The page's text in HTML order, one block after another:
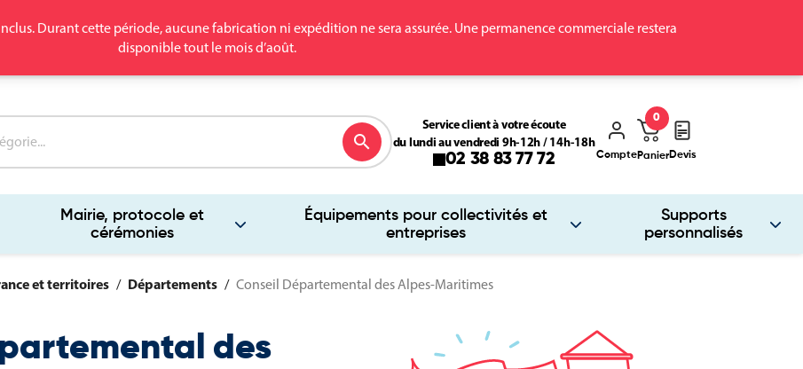
Durant cette période, aucune fabrication ni expédition ne sera assurée. Une permanence commerciale restera
disponible tout le mois d’août.
Mairie, protocole et
cérémonies
Équipements pour collectivités et
entreprises
Supports
personnalisés
search
Service client à votre écoute
du lundi au vendredi 9h-12h / 14h-18h
02 38 83 77 72 ComptePanier
0
Devis
et territoires Départements Conseil Départemental des Alpes-Maritimes
des